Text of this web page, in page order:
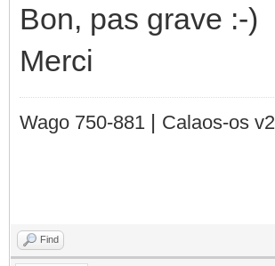
Bon, pas grave :-)
Merci
Wago 750-881 | Calaos-os v2
Find